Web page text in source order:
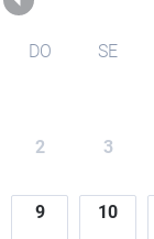
DO SE
2 3
9 10